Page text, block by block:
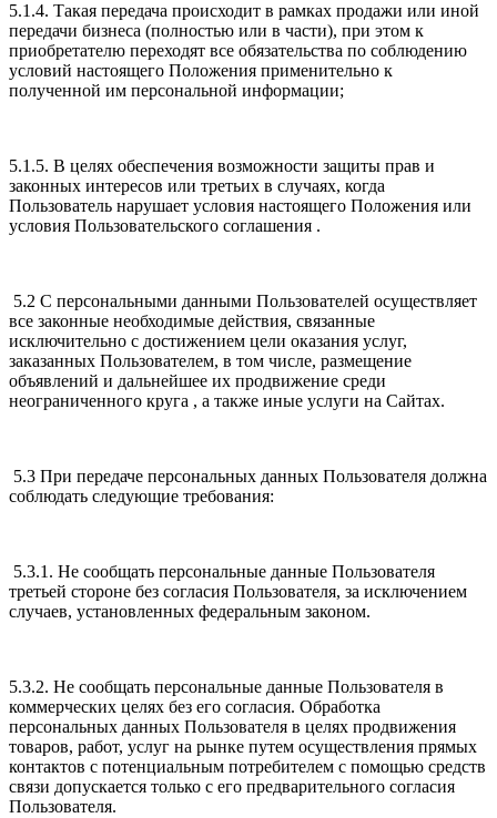
5.1.4. Такая передача происходит в рамках продажи или иной
передачи бизнеса (полностью или в части), при этом к
приобретателю переходят все обязательства по соблюдению
условий настоящего Положения применительно к
полученной им персональной информации;
5.1.5. В целях обеспечения возможности защиты прав и
законных интересов или третьих в случаях, когда
Пользователь нарушает условия настоящего Положения или
условия Пользовательского соглашения .
5.2 С персональными данными Пользователей осуществляет
все законные необходимые действия, связанные
исключительно с достижением цели оказания услуг,
заказанных Пользователем, в том числе, размещение
объявлений и дальнейшее их продвижение среди
неограниченного круга , а также иные услуги на Сайтах.
5.3 При передаче персональных данных Пользователя должна
соблюдать следующие требования:
5.3.1. Не сообщать персональные данные Пользователя
третьей стороне без согласия Пользователя, за исключением
случаев, установленных федеральным законом.
5.3.2. Не сообщать персональные данные Пользователя в
коммерческих целях без его согласия. Обработка
персональных данных Пользователя в целях продвижения
товаров, работ, услуг на рынке путем осуществления прямых
контактов с потенциальным потребителем с помощью средств
связи допускается только с его предварительного согласия
Пользователя.